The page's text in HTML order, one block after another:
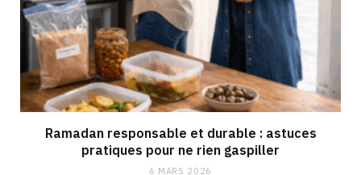
Ramadan responsable et durable : astuces
pratiques pour ne rien gaspiller
6 MARS 2026